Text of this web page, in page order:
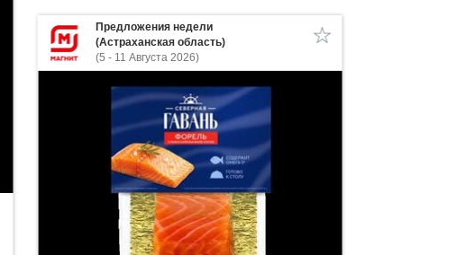
Предложения недели
(Астраханская область)
(5 - 11 Августа 2026)